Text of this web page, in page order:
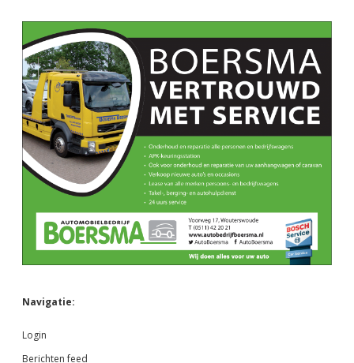
Navigatie:
Login
Berichten feed